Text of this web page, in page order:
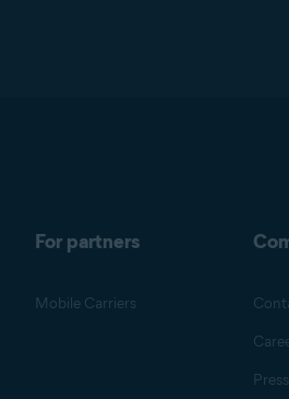
For partners
Mobile Carriers